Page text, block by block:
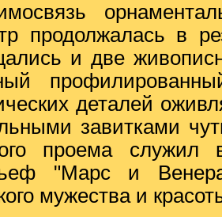
продолжалась в
и две
деталей
завитками
проема служил
"Марс и
мужества и